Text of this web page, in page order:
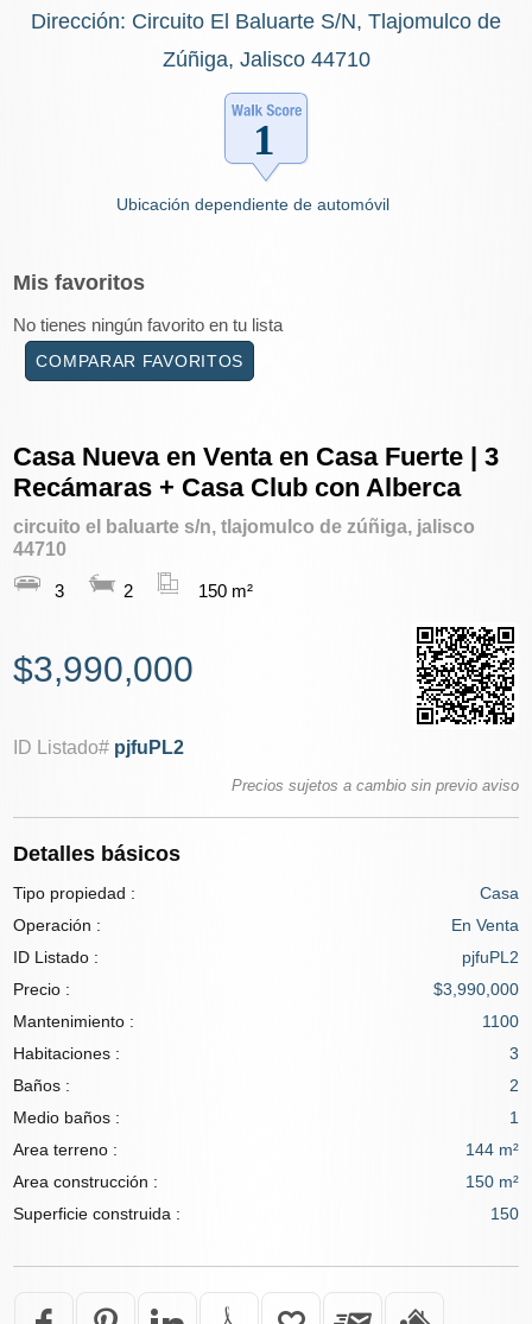
Dirección: Circuito El Baluarte S/N, Tlajomulco de
Zúñiga, Jalisco 44710
Ubicación dependiente de automóvil
Mis favoritos
No tienes ningún favorito en tu lista
COMPARAR FAVORITOS
Casa Nueva en Venta en Casa Fuerte | 3
Recámaras + Casa Club con Alberca
circuito el baluarte s/n, tlajomulco de zúñiga, jalisco
44710
3 2 150 m²
$3,990,000
ID Listado# pjfuPL2
Precios sujetos a cambio sin previo aviso
Detalles básicos
Tipo propiedad :
Casa
Operación :
En Venta
ID Listado :
pjfuPL2
Precio :
$3,990,000
Mantenimiento :
1100
Habitaciones :
3
Baños :
2
Medio baños :
1
Area terreno :
144 m²
Area construcción :
150 m²
Superficie construida :
150